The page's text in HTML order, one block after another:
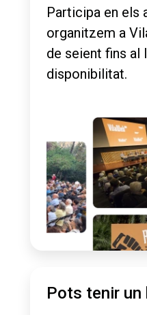
Participa en els
organitzem a
de seient fins al
disponibilitat.
Pots tenir un